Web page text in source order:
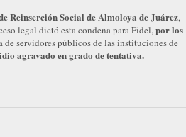
Reinserción Social de Almoloya de Juárez,
legal dictó esta condena para Fidel,por los
de servidores públicos de las instituciones de
agravado en grado de tentativa.